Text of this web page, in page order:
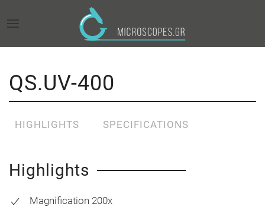
QS.UV-400
HIGHLIGHTS SPECIFICATIONS
Highlights
Magnification 200x